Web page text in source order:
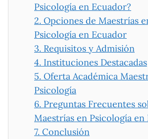
Psicología en Ecuador?
2. Opciones de Maestrías
Psicología en Ecuador
3. Requisitos y Admisión
4. Instituciones Destacadas
5. Oferta Académica
Psicología
6. Preguntas Frecuentes
Maestrías en Psicología en
7. Conclusión